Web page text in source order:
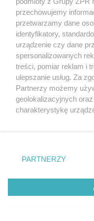
rywalką?
deklasuje
przechowujemy
przetwarzamy dane
identyfikatory,
urządzenie czy dane
spersonalizowanych
treści, pomiar reklam i
ulepszanie usług. Za
Partnerzy możemy
geolokalizacyjnych
charakterystykę
zmienić/wycofać
znajdujący się w
rodzaje przetwarzania
użytkownika, ale masz
przetwarzaniu.
PARTNERZY